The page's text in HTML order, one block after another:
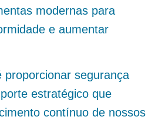
modernas para
e aumentar
proporcionar segurança
estratégico que
contínuo de nossos